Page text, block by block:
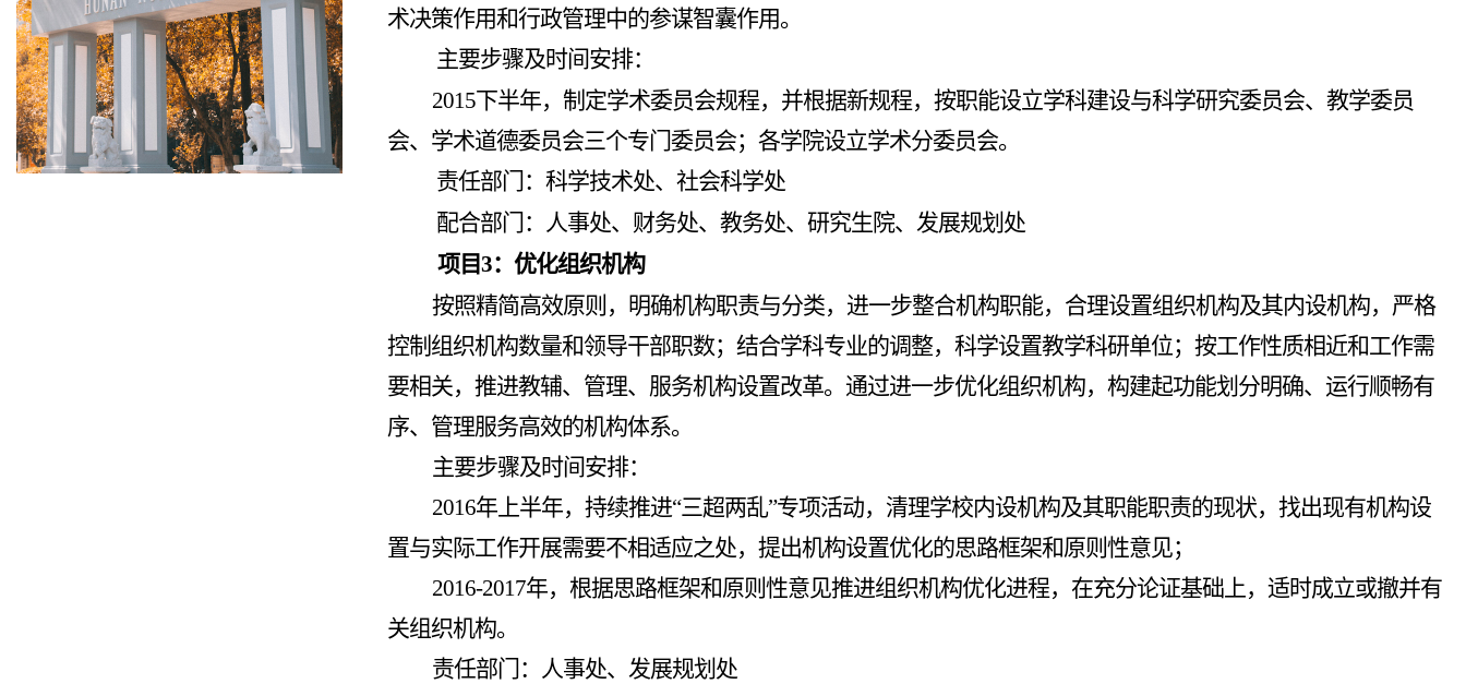
术决策作用和行政管理中的参谋智囊作用。
主要步骤及时间安排：
2015下半年，制定学术委员会规程，并根据新规程，按职能设立学科建设与科学研究委员会、教学委员
会、学术道德委员会三个专门委员会；各学院设立学术分委员会。
责任部门：科学技术处、社会科学处
配合部门：人事处、财务处、教务处、研究生院、发展规划处
项目3：优化组织机构
按照精简高效原则，明确机构职责与分类，进一步整合机构职能，合理设置组织机构及其内设机构，严格
控制组织机构数量和领导干部职数；结合学科专业的调整，科学设置教学科研单位；按工作性质相近和工作需
要相关，推进教辅、管理、服务机构设置改革。通过进一步优化组织机构，构建起功能划分明确、运行顺畅有
序、管理服务高效的机构体系。
主要步骤及时间安排：
2016年上半年，持续推进“三超两乱”专项活动，清理学校内设机构及其职能职责的现状，找出现有机构设
置与实际工作开展需要不相适应之处，提出机构设置优化的思路框架和原则性意见；
2016-2017年，根据思路框架和原则性意见推进组织机构优化进程，在充分论证基础上，适时成立或撤并有
关组织机构。
责任部门：人事处、发展规划处